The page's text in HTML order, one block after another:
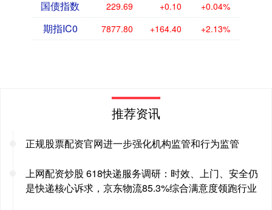
国债指数 229.69 +0.10 +0.04%
期指IC0 7877.80 +164.40 +2.13%
推荐资讯
正规股票配资官网进一步强化机构监管和行为监管
上网配资炒股 618快递服务调研：时效、上门、安全仍
是快递核心诉求，京东物流85.3%综合满意度领跑行业